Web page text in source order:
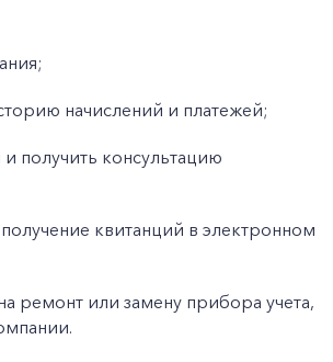
начислений и платежей;
и получить консультацию
получение квитанций в электронном
на ремонт или замену прибора учета,